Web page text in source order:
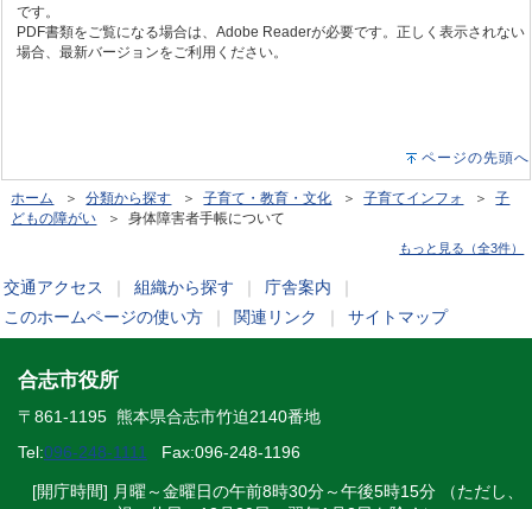
です。
PDF書類をご覧になる場合は、Adobe Readerが必要です。正しく表示されない
場合、最新バージョンをご利用ください。
ページの先頭へ
ホーム ＞分類から探す ＞子育て・教育・文化 ＞子育てインフォ ＞子
どもの障がい ＞ 身体障害者手帳について
もっと見る（全3件）
交通アクセス 組織から探す 庁舎案内
このホームページの使い方
関連リンク サイトマップ
合志市役所
〒861-1195 熊本県合志市竹迫2140番地
Tel:096-248-1111 Fax:096-248-1196
[開庁時間] 月曜～金曜日の午前8時30分～午後5時15分 （ただし、